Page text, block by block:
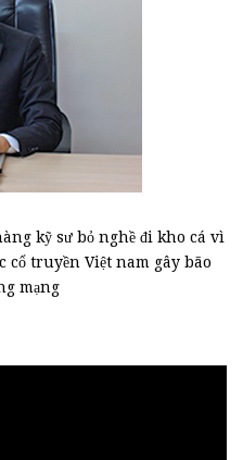
kỹ sư bỏ nghề đi kho cá vì
cổ truyền Việt nam gây bão
mạng